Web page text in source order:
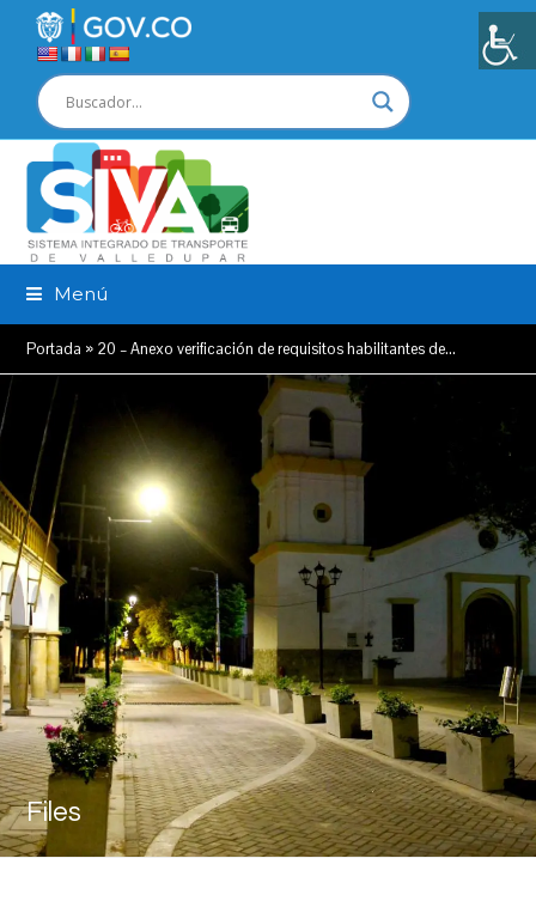
Menú
Portada » 20 – Anexo verificación de requisitos habilitantes de…
Files